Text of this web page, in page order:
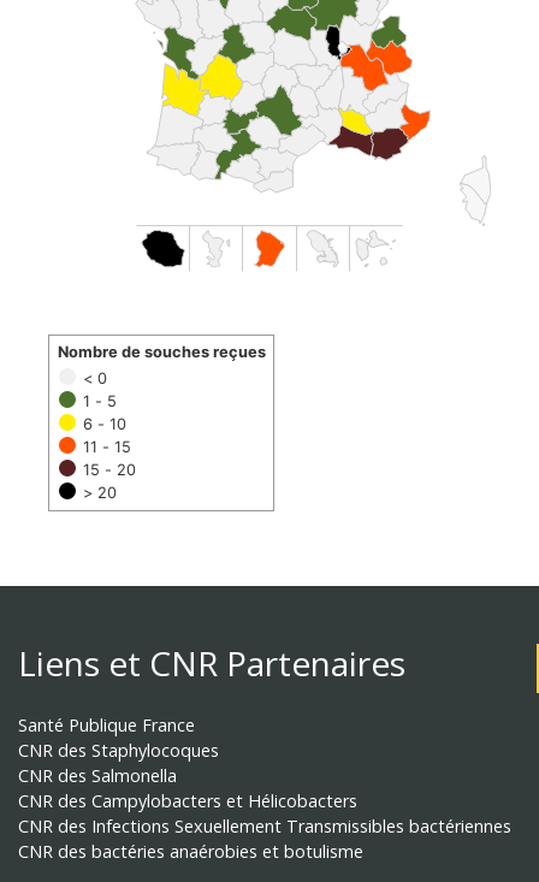
< 0
1 - 5
6 - 10
11 - 15
15 - 20
> 20
Nombre de souches reçues
Liens et CNR Partenaires
Santé Publique France
CNR des Staphylocoques
CNR des Salmonella
CNR des Campylobacters et Hélicobacters
CNR des Infections Sexuellement Transmissibles bactériennes
CNR des bactéries anaérobies et botulisme